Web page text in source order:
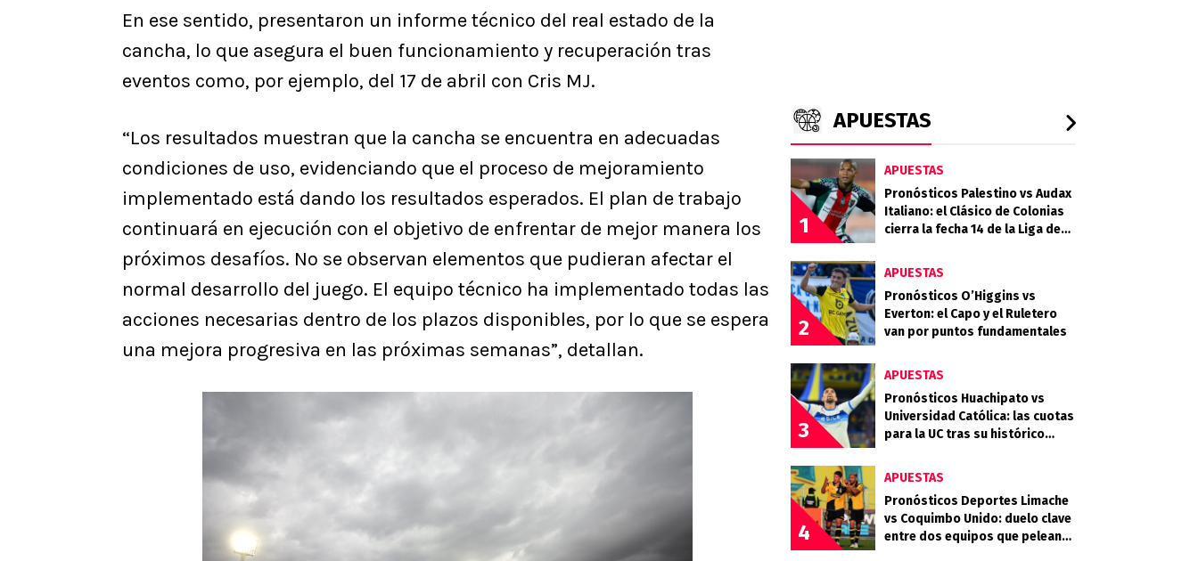
En ese sentido, presentaron un informe técnico del real estado de la
cancha, lo que asegura el buen funcionamiento y recuperación tras
eventos como, por ejemplo, del 17 de abril con Cris MJ.
“Los resultados muestran que la cancha se encuentra en adecuadas
condiciones de uso, evidenciando que el proceso de mejoramiento
implementado está dando los resultados esperados. El plan de trabajo
continuará en ejecución con el objetivo de enfrentar de mejor manera los
próximos desafíos. No se observan elementos que pudieran afectar el
normal desarrollo del juego. El equipo técnico ha implementado todas las
acciones necesarias dentro de los plazos disponibles, por lo que se espera
una mejora progresiva en las próximas semanas”, detallan.
APUESTAS
1
APUESTAS
Pronósticos Palestino vs Audax
Italiano: el Clásico de Colonias
cierra la fecha 14 de la Liga de
2
APUESTAS
Pronósticos O’Higgins vs
Everton: el Capo y el Ruletero
van por puntos fundamentales
3
APUESTAS
Pronósticos Huachipato vs
Universidad Católica: las cuotas
para la UC tras su histórico
4
APUESTAS
Pronósticos Deportes Limache
vs Coquimbo Unido: duelo clave
entre dos equipos que pelean